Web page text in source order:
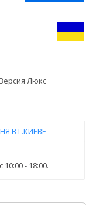
Люкс
В Г.КИЕВЕ
- 18:00.